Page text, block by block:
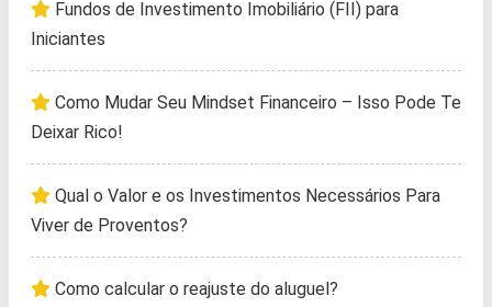
Fundos de Investimento Imobiliário (FII) para
Iniciantes
Como Mudar Seu Mindset Financeiro – Isso Pode Te
Deixar Rico!
Qual o Valor e os Investimentos Necessários Para
Viver de Proventos?
Como calcular o reajuste do aluguel?